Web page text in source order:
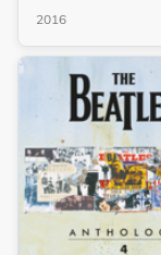
2016